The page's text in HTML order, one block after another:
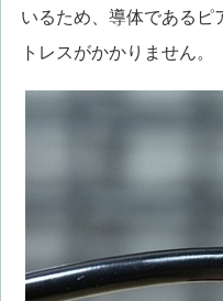
いるため、導体であるピ
トレスがかかりません。